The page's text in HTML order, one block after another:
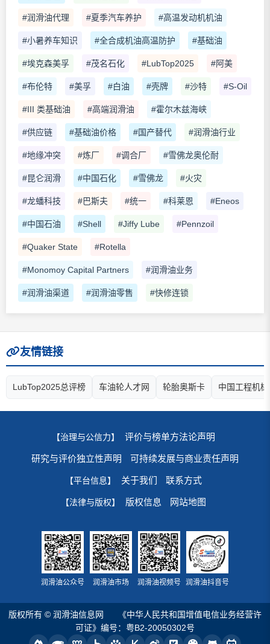
#润滑油代理 #夏季汽车养护 #高温发动机机油
#小暑养车知识 #全合成机油高温防护 #基础油
#埃克森美孚 #茂名石化 #LubTop2025 #阿美
#布伦特 #美孚 #白油 #壳牌 #沙特 #S-Oil
#III 类基础油 #高端润滑油 #霍尔木兹海峡
#供应链 #基础油价格 #国产替代 #润滑油行业
#地缘冲突 #炼厂 #调合厂 #雪佛龙奥伦耐
#昆仑润滑 #中国石化 #雪佛龙 #火灾
#龙蟠科技 #巴斯夫 #统一 #科莱恩 #Eneos
#中国石油 #Shell #Jiffy Lube #Pennzoil
#Quaker State #Rotella
#Monomoy Capital Partners #润滑油业务
#润滑油渠道 #润滑油零售 #快修连锁
友情链接
LubTop2025总评榜 车油轮人才网 轮胎奥斯卡 中国工程机
【治理与公信力】 评价与榜单方法论声明
研究与评价独立性声明 可持续发展与商业责任声明
【平台信息】 关于我们 联系方式
【法律与版权】 版权信息 网站地图
润滑油公众号 润滑油市场 润滑油视频号 润滑油抖音号
版权所有 © 润滑油信息网
《中华人民共和国增值电信业务经营许
可证》编号：粤B2-20050302号